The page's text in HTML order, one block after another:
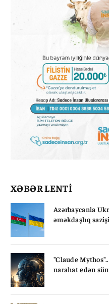
XƏBƏR LENTİ
Azərbaycanla
əməkdaşlıq
"Claude
narahat edən